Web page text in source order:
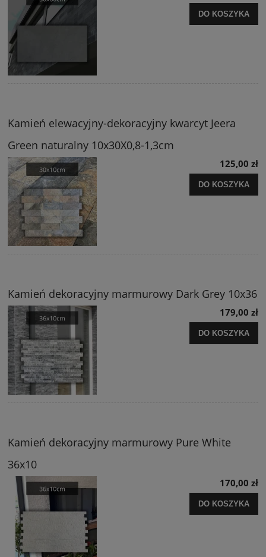
DO KOSZYKA
Kamień elewacyjny-dekoracyjny kwarcyt Jeera
Green naturalny 10x30X0,8-1,3cm
125,00 zł
DO KOSZYKA
Kamień dekoracyjny marmurowy Dark Grey 10x36
179,00 zł
DO KOSZYKA
Kamień dekoracyjny marmurowy Pure White
36x10
170,00 zł
DO KOSZYKA